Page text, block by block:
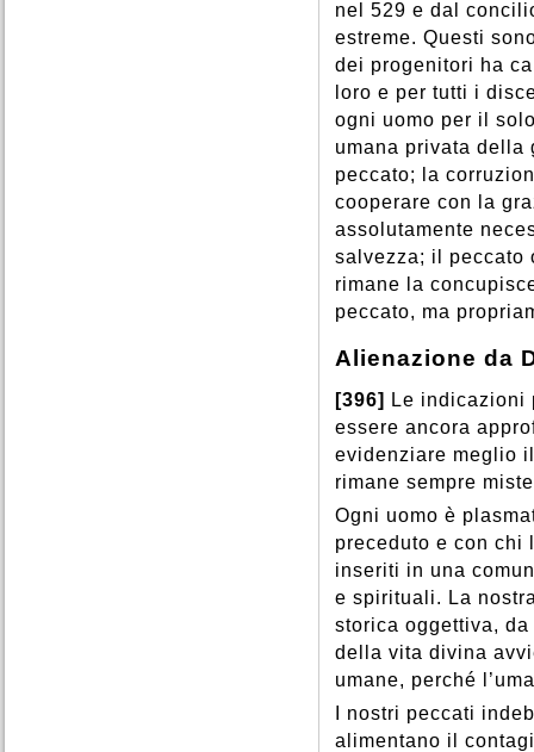
nel 529 e dal
estreme. Questi
dei progenitori ha
loro e per tutti i
ogni uomo per il
umana privata
peccato; la
cooperare con la
assolutamente
salvezza; il peccato
rimane la
peccato, ma
Alienazione da
[396]
Le indicazioni
essere ancora
evidenziare meglio
rimane sempre
Ogni uomo è
preceduto e con chi
inseriti in una
e spirituali. La
storica oggettiva,
della vita divina
umane, perché
I nostri peccati
alimentano il